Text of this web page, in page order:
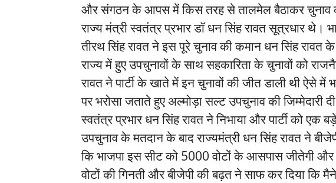
और संगठन के आपस में किस तरह से तालमेल बैठाकर चुनाव
राज्य मंत्री स्वतंत्र प्रभार डॉ धन सिंह रावत सूत्रधार
तीरथ सिंह रावत ने इस पूरे चुनाव की कमान धन सिंह रावत
राज्य में हुए उपचुनावों के साथ सहकारिता के चुनावों को
रावत ने पार्टी के खाते में इन चुनावों की जीत डाली थी ऐसे में
पर भरोसा जताते हुए अल्मोड़ा सल्ट उपचुनाव की जिम्मेदारी
स्वतंत्र प्रभार धन सिंह रावत ने निभाया और पार्टी को
उपचुनाव के मतदान के बाद राज्यमंत्री धन सिंह रावत ने
कि भाजपा इस सीट को 5000 वोटों के आसपास जीतेगी
वोटों की गिनती और बीजेपी की बढ़त ने साफ कर दिया